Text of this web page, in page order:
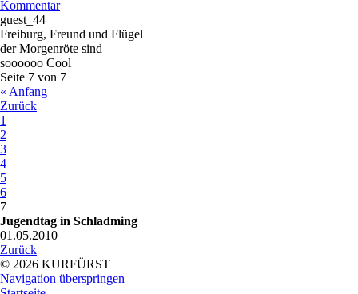
Kommentar
guest_44
Freiburg, Freund und Flügel
der Morgenröte sind
soooooo Cool
Seite 7 von 7
« Anfang
Zurück
1
2
3
4
5
6
7
Jugendtag in Schladming
01.05.2010
Zurück
© 2026 KURFÜRST
Navigation überspringen